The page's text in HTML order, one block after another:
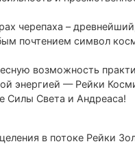
черепаха –
почтением символ
возможность
энергией — Рейки
Силы Света и Андреаса!
в потоке Рейки